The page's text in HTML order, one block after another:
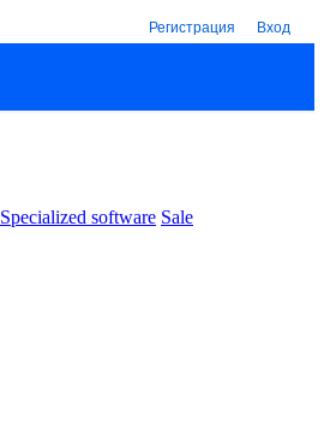
Регистрация Вход
Specialized software Sale